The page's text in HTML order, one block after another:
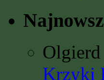
Olgierd
Krzyki